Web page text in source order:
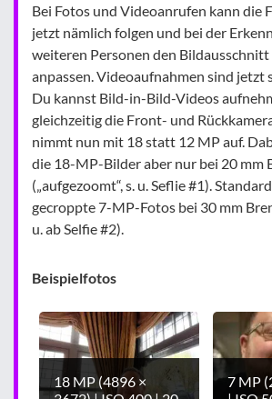
Bei Fotos und Videoanrufen kann die
jetzt nämlich folgen und bei der
weiteren Personen den
anpassen. Videoaufnahmen sind jetzt
Du kannst Bild-in-Bild-Videos
gleichzeitig die Front- und
nimmt nun mit 18 statt 12 MP auf.
die 18-MP-Bilder aber nur bei 20 mm
(„aufgezoomt“, s. u. Seflie #1).
gecroppte 7-MP-Fotos bei 30 mm
u. ab Selfie #2).
Beispielfotos
18 MP (4896 ×
7 MP